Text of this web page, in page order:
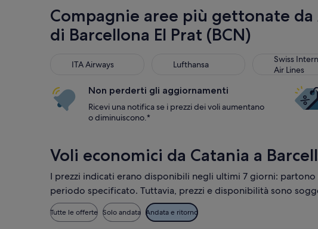
Compagnie aree più gettonate
di Barcellona El Prat (BCN)
ITA Airways
ITA Airways Lufthansa
Lufthansa
Swiss
Air Lines
Swiss
Non perderti gli aggiornamenti
Ricevi una notifica se i prezzi dei voli aumentano
o diminuiscono.*
Voli economici da Catania a
I prezzi indicati erano disponibili negli ultimi 7 giorni:
periodo specificato. Tuttavia, prezzi e disponibilità sono
Tutte le offerte Solo andata Andata e ritorno